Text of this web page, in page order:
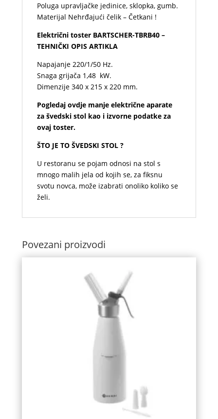
Poluga upravljačke jedinice, sklopka, gumb.
Materijal Nehrđajući čelik – Četkani !
Električni toster BARTSCHER-TBRB40 –
TEHNIČKI OPIS ARTIKLA
Napajanje 220/1/50 Hz.
Snaga grijača 1,48 kW.
Dimenzije 340 x 215 x 220 mm.
Pogledaj ovdjemanje električne aparate
za švedski stol kao i izvorne podatke za
ovaj toster.
ŠTO JE TO ŠVEDSKI STOL ?
U restoranu se pojam odnosi na stol s
mnogo malih jela od kojih se, za fiksnu
svotu novca, može izabrati onoliko koliko se
želi.
Povezani proizvodi